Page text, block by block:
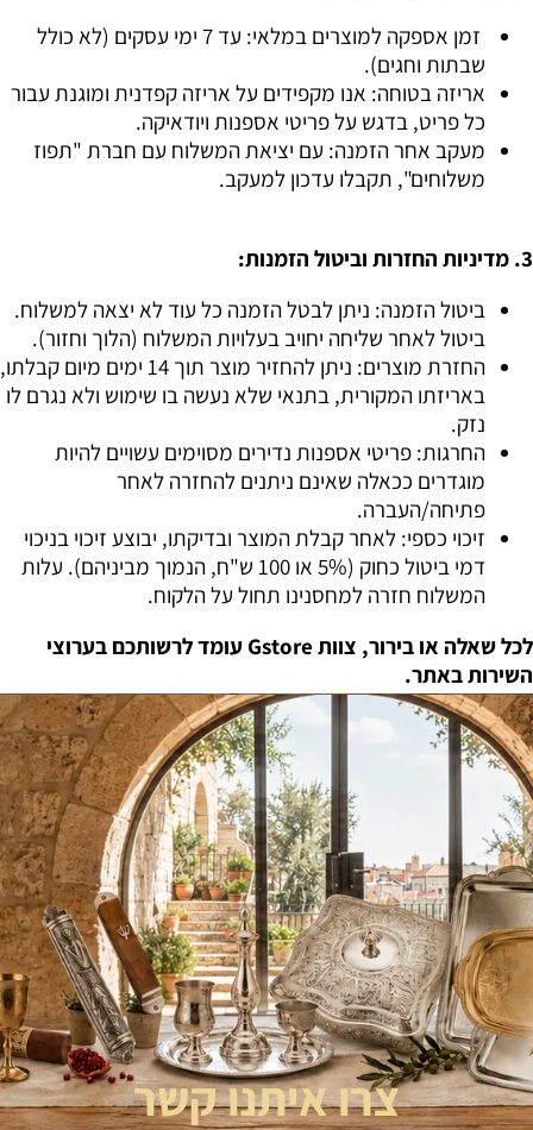
זמן אספקה למוצרים במלאי: עד 7 ימי עסקים (לא כולל
שבתות וחגים).
אריזה בטוחה: אנו מקפידים על אריזה קפדנית ומוגנת עבור
כל פריט, בדגש על פריטי אספנות ויודאיקה.
מעקב אחר הזמנה: עם יציאת המשלוח עם חברת "תפוז
משלוחים", תקבלו עדכון למעקב.
3. מדיניות החזרות וביטול הזמנות:
ביטול הזמנה: ניתן לבטל הזמנה כל עוד לא יצאה למשלוח.
ביטול לאחר שליחה יחויב בעלויות המשלוח (הלוך וחזור).
החזרת מוצרים: ניתן להחזיר מוצר תוך 14 ימים מיום קבלתו,
באריזתו המקורית, בתנאי שלא נעשה בו שימוש ולא נגרם לו
נזק.
החרגות: פריטי אספנות נדירים מסוימים עשויים להיות
מוגדרים ככאלה שאינם ניתנים להחזרה לאחר
פתיחה/העברה.
זיכוי כספי: לאחר קבלת המוצר ובדיקתו, יבוצע זיכוי בניכוי
דמי ביטול כחוק (5% או 100 ש"ח, הנמוך מביניהם). עלות
המשלוח חזרה למחסנינו תחול על הלקוח.
לכל שאלה או בירור, צוות Gstore עומד לרשותכם בערוצי
השירות באתר.
צרו איתנו קשר